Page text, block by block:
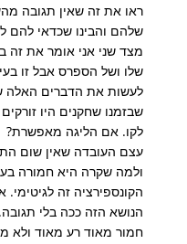
ראו את זה שאין תגובה
שלהם והבינו שכדאי
מצד שני אני אומר את זה
שלו ושל הספרס אבל זו
לעשות את הדברים האלה
שבזמנו שחקנים היו
לקו. אם הליגה מאפשרת?
עצם העובדה שאין שום
ולמה שקרה היא חמורה
הקונספירציה זה
הנושא הזה ככה בלי תגובה.
חמור מאוד רע מאוד ולא